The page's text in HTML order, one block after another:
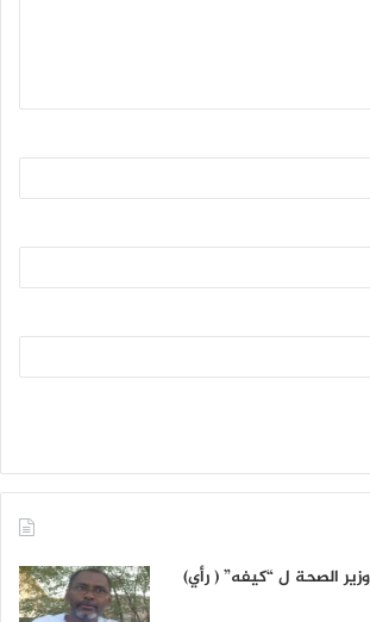
وزير الصحة ل “كيفه” ( رأي)